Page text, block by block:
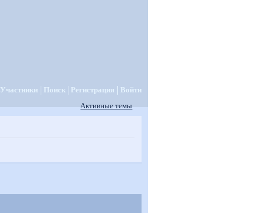
Участники Поиск Регистрация
Войти
Активные темы